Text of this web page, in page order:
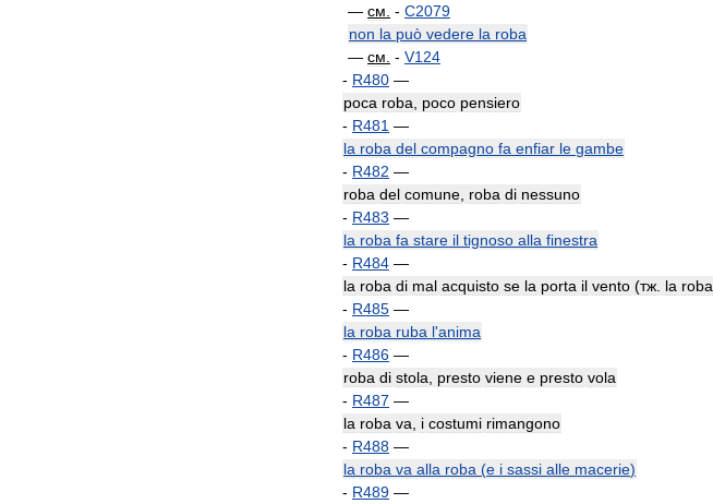
— см - C2079
non la può vedere la roba
— см - V124
- R480 —
poca roba poco pensiero
- R481 —
la roba del compagno fa enfiar le gambe
- R482 —
roba del comune roba di nessuno
- R483 —
la roba fa stare il tignoso alla finestra
- R484 —
la roba di mal acquisto se la porta il vento (тж la roba
- R485 —
la roba ruba l'anima
- R486 —
roba di stola presto viene e presto vola
- R487 —
la roba va i costumi rimangono
- R488 —
la roba va alla roba (e i sassi alle macerie)
- R489 —